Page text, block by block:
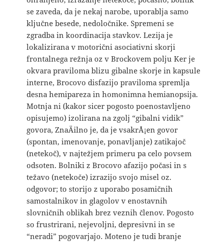
se zaveda, da je nekaj narobe, uporablja samo
ključne besede, nedoločnike. Spremeni se
zgradba in koordinacija stavkov. Lezija je
lokalizirana v motorični asociativni skorji
frontalnega režnja oz v Brockovem polju Ker je
okvara praviloma blizu gibalne skorje in kapsule
interne, Brocovo disfazijo praviloma spremlja
desna hemipareza in homonimna hemianopsija.
Motnja ni (kakor sicer pogosto poenostavljeno
opisujemo) izolirana na zgolj “gibalni vidik”
govora, ZnaÄilno je, da je vsakrÅ¡en govor
(spontan, imenovanje, ponavljanje) zatikajoč
(netekoč), v najtežjem primeru pa celo povsem
odsoten. Bolniki z Brocovo afazijo počasi in s
težavo (netekoče) izrazijo svojo misel oz.
odgovor; to storijo z uporabo posamičnih
samostalnikov in glagolov v enostavnih
slovničnih oblikah brez veznih členov. Pogosto
so frustrirani, nejevoljni, depresivni in se
“neradi” pogovarjajo. Moteno je tudi branje